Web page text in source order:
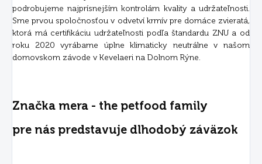
podrobujeme najprísnejším kontrolám kvality a udržateľnosti.
Sme prvou spoločnosťou v odvetví krmív pre domáce zvieratá,
ktorá má certifikáciu udržateľnosti podľa štandardu ZNU a od
roku 2020 vyrábame úplne klimaticky neutrálne v našom
domovskom závode v Kevelaeri na Dolnom Rýne.
Značka mera - the petfood family
pre nás predstavuje dlhodobý záväzok